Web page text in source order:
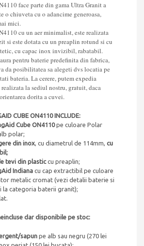
face parte din gama Ultra Granit a
o chiuveta cu o adancime generoasa,
mici.
cu un aer minimalist, este realizata
si este dotata cu un preaplin rotund si cu
cu capac inox invizibil, rabatabil.
pentru baterie predefinita din fabrica,
da posibilitatea sa alegeti dvs locatia pe
bateria. La cerere, putem expedia
la sediul nostru, gratuit, daca
dorita a cuvei.
CUBE ON4110 INCLUDE:
Cube ON4110pe culoare Polar
polar;
din inox, cu diametrul de 114mm, cu
tevi din plasticcu preaplin;
Indiana cu cap extractibil pe culoare
metalic cromat (vezi detalii baterie si
la categoria baterii granit);
dar disponibile pe stoc:
sapun pe alb sau negru (270 lei